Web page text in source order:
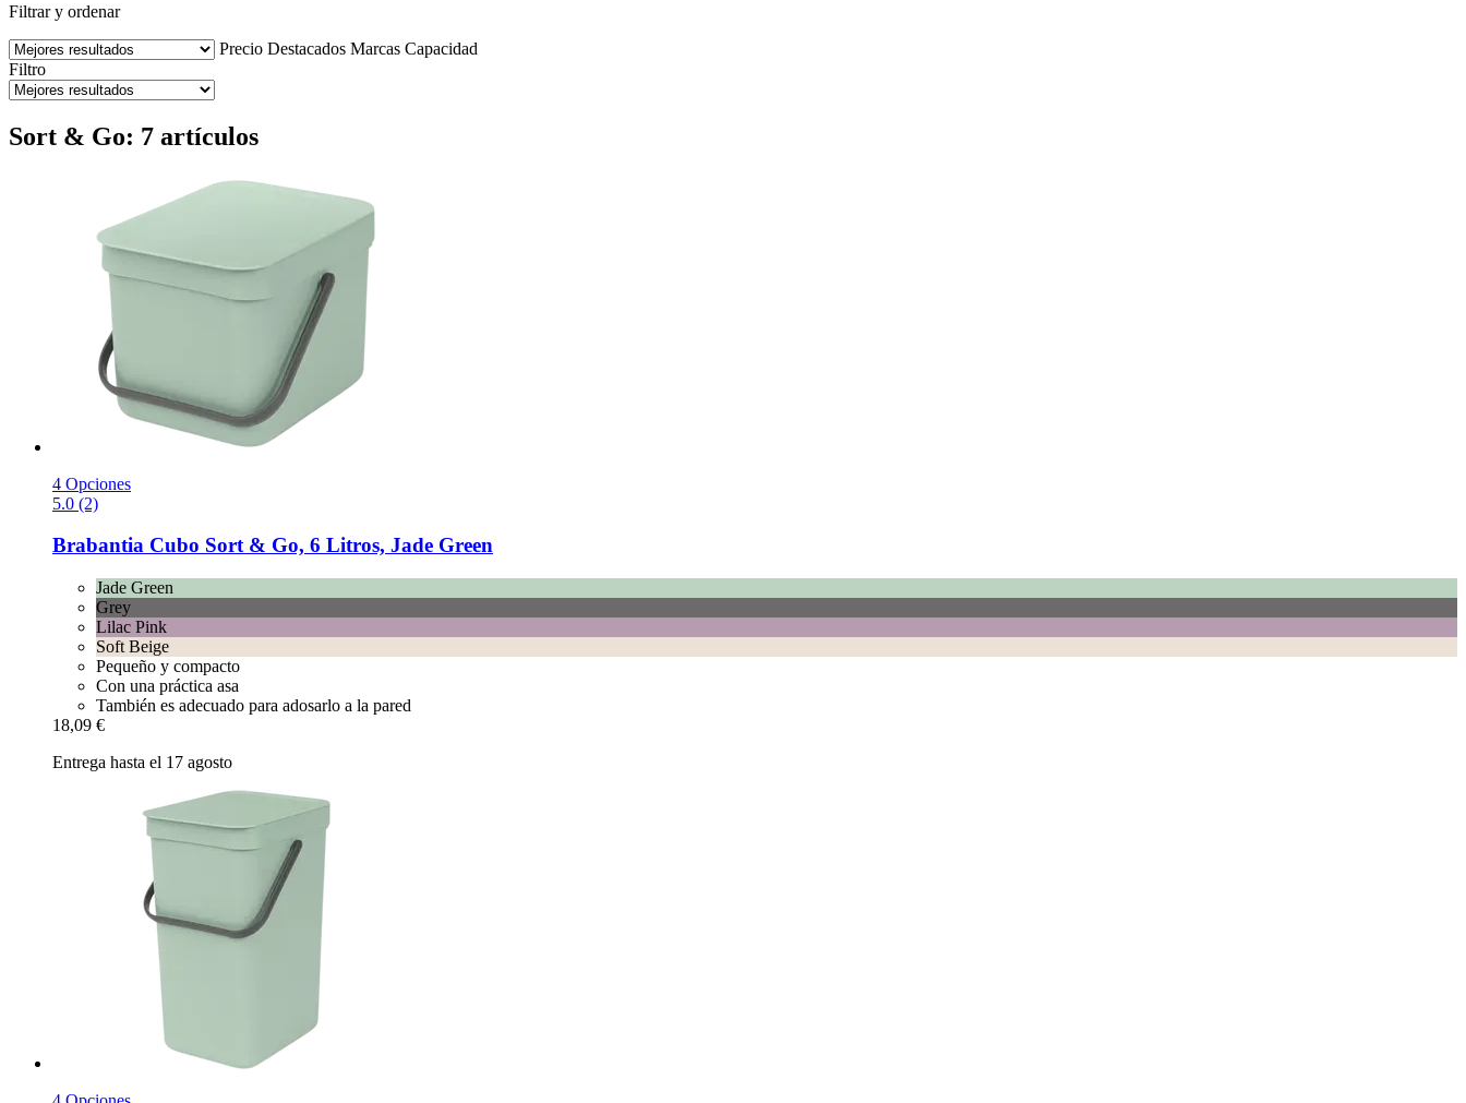
Filtrar y ordenar
Precio Destacados Marcas Capacidad
Filtro
Sort & Go: 7 artículos
4 Opciones
5.0 (2)
Brabantia Cubo Sort & Go, 6 Litros, Jade Green
Jade Green
Grey
Lilac Pink
Soft Beige
Pequeño y compacto
Con una práctica asa
También es adecuado para adosarlo a la pared
18,09 €
Entrega hasta el 17 agosto